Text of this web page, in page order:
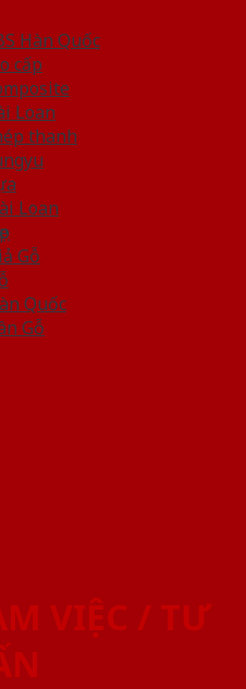
Hàn Quốc
cấp
Loan
thanh
Loan
Gỗ
Quốc
Gỗ
VIỆC / TƯ